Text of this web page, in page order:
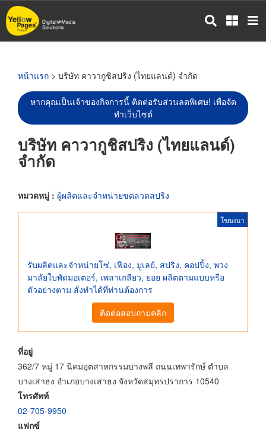
ข้าม
ไป
หน้าแรก > บริษัท คาวากูชิสปริง (ไทยแลนด์) จำกัด
หากคุณเป็นเจ้าของกิจการนี้ ติดต่อรับส่วนลดพิเศษ! เพื่อจัด
ทำเว็บไซต์
บริษัท คาวากูชิสปริง (ไทยแลนด์)
จำกัด
หมวดหมู่ : ผู้ผลิตและจำหน่ายขดลวดสปริง
โฆษณา
รับผลิตและจำหน่ายโซ่, เฟือง, มู่เลย์, สปริง, คอปปิ้ง, พวง
มาลัยใบพัดมอเตอร์, เพลาเกลียว, ยอย ผลิตตามแบบหรือ
ตัวอย่างตาม สั่งทำได้ที่ท่านต้องการ
ติดต่อสอบถามคลิก
ที่อยู่
362/7 หมู่ 17 นิคมอุตสาหกรรมบางพลี ถนนเทพารักษ์ ตำบล
บางเสาธง อำเภอบางเสาธง จังหวัดสมุทรปราการ 10540
โทรศัพท์
02-705-9950
แฟกซ์